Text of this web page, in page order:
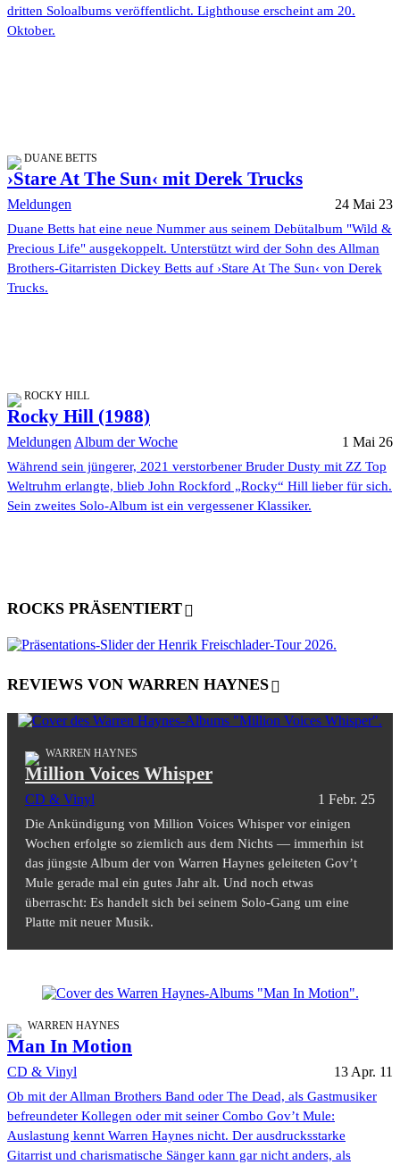
dritten Soloalbums veröffentlicht. Lighthouse erscheint am 20.
Oktober.
DUANE BETTS
›Stare At The Sun‹ mit Derek Trucks
Meldungen 24 Mai 23
Duane Betts hat eine neue Nummer aus seinem Debütalbum "Wild &
Precious Life" ausgekoppelt. Unterstützt wird der Sohn des Allman
Brothers-Gitarristen Dickey Betts auf ›Stare At The Sun‹ von Derek
Trucks.
ROCKY HILL
Rocky Hill (1988)
Meldungen Album der Woche 1 Mai 26
Während sein jüngerer, 2021 verstorbener Bruder Dusty mit ZZ Top
Weltruhm erlangte, blieb John Rockford „Rocky“ Hill lieber für sich.
Sein zweites Solo-Album ist ein vergessener Klassiker.
ROCKS PRÄSENTIERT
REVIEWS VON WARREN HAYNES
WARREN HAYNES
Million Voices Whisper
CD & Vinyl 1 Febr. 25
Die Ankündigung von Million Voices Whisper vor einigen
Wochen erfolgte so ziemlich aus dem Nichts — immerhin ist
das jüngste Album der von Warren Haynes geleiteten Gov’t
Mule gerade mal ein gutes Jahr alt. Und noch etwas
überrascht: Es handelt sich bei seinem Solo-Gang um eine
Platte mit neuer Musik.
WARREN HAYNES
Man In Motion
CD & Vinyl 13 Apr. 11
Ob mit der Allman Brothers Band oder The Dead, als Gastmusiker
befreundeter Kollegen oder mit seiner Combo Gov’t Mule:
Auslastung kennt Warren Haynes nicht. Der ausdrucksstarke
Gitarrist und charismatische Sänger kann gar nicht anders, als